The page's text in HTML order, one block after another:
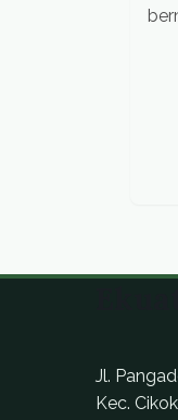
Jl.
Kec.